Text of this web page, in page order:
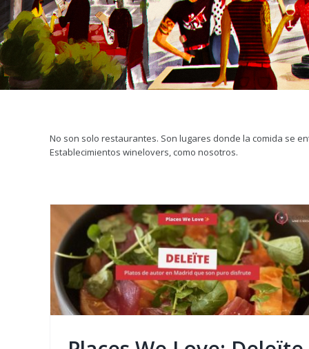
No son solo restaurantes. Son lugares donde la comida se
Establecimientos winelovers, como nosotros.